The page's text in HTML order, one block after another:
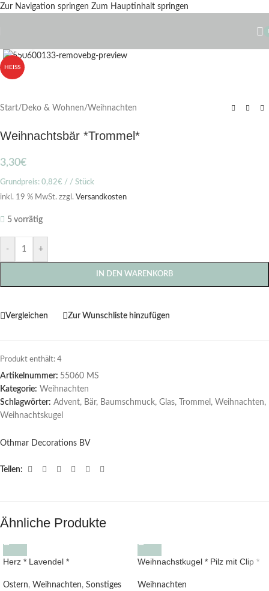
Zur Navigation springen Zum Hauptinhalt springen
HEISS
Start/ Deko & Wohnen/Weihnachten
Weihnachtsbär *Trommel*
3,30€
Grundpreis: 0,82€ / / Stück
inkl. 19 % MwSt. zzgl. Versandkosten
5 vorrätig
- +
IN DEN WARENKORB
Vergleichen Zur Wunschliste hinzufügen
Produkt enthält: 4
Artikelnummer: 55060 MS
Kategorie: Weihnachten
Schlagwörter: Advent, Bär, Baumschmuck, Glas, Trommel , Weihnachten,
Weihnachtskugel
Othmar Decorations BV
Teilen:
Ähnliche Produkte
Herz * Lavendel *
Ostern, Weihnachten, Sonstiges
Weihnachstkugel * Pilz mit Clip *
Weihnachten